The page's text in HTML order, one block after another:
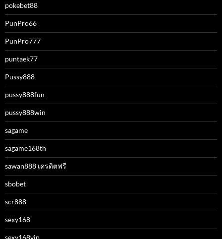
pokebet88
PunPro66
PunPro777
puntaek77
Pussy888
pussy888fun
pussy888win
sagame
sagame168th
sawan888 เครดิตฟรี
sbobet
scr888
sexy168
sexy168vip